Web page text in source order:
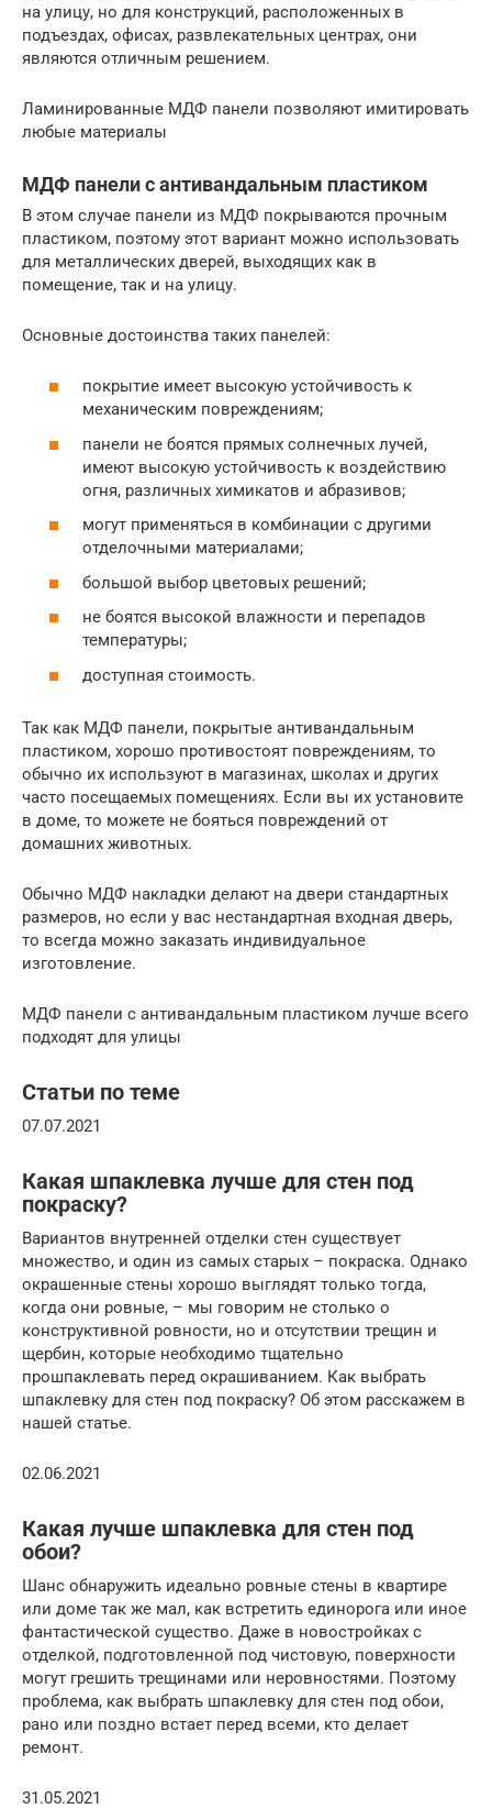
на улицу, но для конструкций, расположенных в
подъездах, офисах, развлекательных центрах, они
являются отличным решением.
Ламинированные МДФ панели позволяют имитировать
любые материалы
МДФ панели с антивандальным пластиком
В этом случае панели из МДФ покрываются прочным
пластиком, поэтому этот вариант можно использовать
для металлических дверей, выходящих как в
помещение, так и на улицу.
Основные достоинства таких панелей:
покрытие имеет высокую устойчивость к
механическим повреждениям;
панели не боятся прямых солнечных лучей,
имеют высокую устойчивость к воздействию
огня, различных химикатов и абразивов;
могут применяться в комбинации с другими
отделочными материалами;
большой выбор цветовых решений;
не боятся высокой влажности и перепадов
температуры;
доступная стоимость.
Так как МДФ панели, покрытые антивандальным
пластиком, хорошо противостоят повреждениям, то
обычно их используют в магазинах, школах и других
часто посещаемых помещениях. Если вы их установите
в доме, то можете не бояться повреждений от
домашних животных.
Обычно МДФ накладки делают на двери стандартных
размеров, но если у вас нестандартная входная дверь,
то всегда можно заказать индивидуальное
изготовление.
МДФ панели с антивандальным пластиком лучше всего
подходят для улицы
Статьи по теме
07.07.2021
Какая шпаклевка лучше для стен под
покраску?
Вариантов внутренней отделки стен существует
множество, и один из самых старых – покраска. Однако
окрашенные стены хорошо выглядят только тогда,
когда они ровные, – мы говорим не столько о
конструктивной ровности, но и отсутствии трещин и
щербин, которые необходимо тщательно
прошпаклевать перед окрашиванием. Как выбрать
шпаклевку для стен под покраску? Об этом расскажем в
нашей статье.
02.06.2021
Какая лучше шпаклевка для стен под
обои?
Шанс обнаружить идеально ровные стены в квартире
или доме так же мал, как встретить единорога или иное
фантастической существо. Даже в новостройках с
отделкой, подготовленной под чистовую, поверхности
могут грешить трещинами или неровностями. Поэтому
проблема, как выбрать шпаклевку для стен под обои,
рано или поздно встает перед всеми, кто делает
ремонт.
31.05.2021